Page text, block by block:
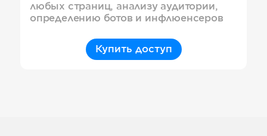
любых страниц, анализу аудитории,
определению ботов и инфлюенсеров
Купить доступ